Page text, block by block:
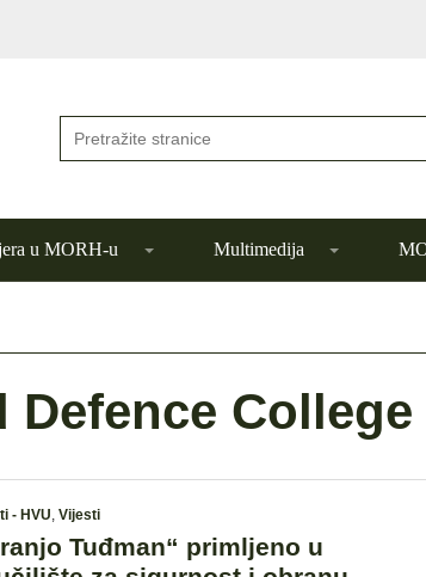
u MORH-u Multimedija
College
- HVU, Vijesti
Tuđman“ primljeno u